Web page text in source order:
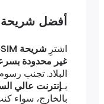
أفضل شريحة eSIM للسفر إلى هانوي
شريحة eSIM دولية لـ هانوي
غير محدودة بسرعات 5G/4G
البلاد. تجنب رسوم
إنترنت عالي السرعة
بالخارج، سواء كنت